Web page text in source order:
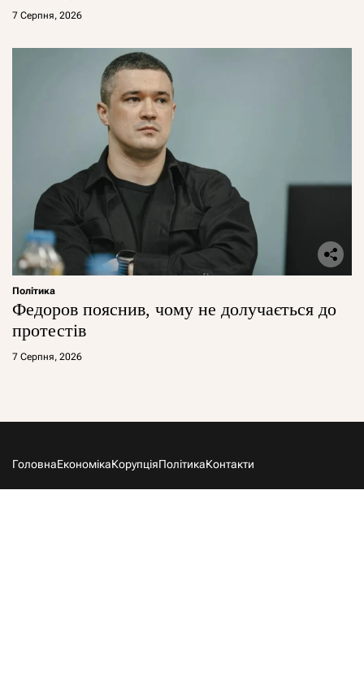
7 Серпня, 2026
Політика
Федоров пояснив, чому не долучається до
протестів
7 Серпня, 2026
ГоловнаЕкономікаКорупціяПолітикаКонтакти